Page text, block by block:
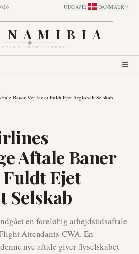
UDGAVE: DANMARK
NAMIBIA
INTELLIGENCE
Baner Vej for et Fuldt Ejet Regionalt Selskab
Aftale Baner
Ejet
Selskab
en foreløbig arbejdstidsaftale
Attendants-CWA. En
nye aftale giver flyselskabet